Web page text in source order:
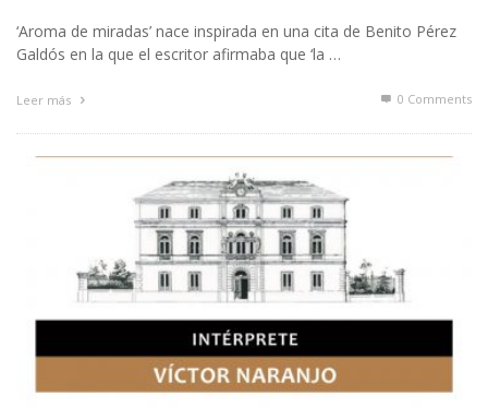
‘Aroma de miradas’ nace inspirada en una cita de Benito Pérez
Galdós en la que el escritor afirmaba que ‘la …
Leer más 0 Comments